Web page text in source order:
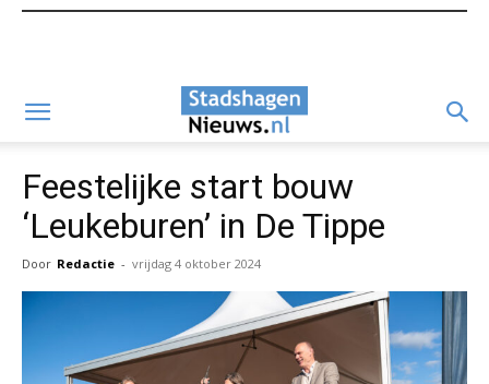
Feestelijke start bouw
‘Leukeburen’ in De Tippe
Door Redactie - vrijdag 4 oktober 2024